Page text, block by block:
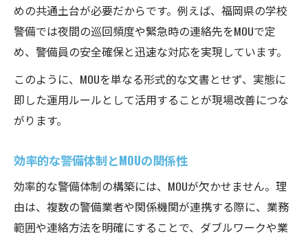
めの共通土台が必要だからです。例えば、福岡県の学校
警備では夜間の巡回頻度や緊急時の連絡先をMOUで定
め、警備員の安全確保と迅速な対応を実現しています。
このように、MOUを単なる形式的な文書とせず、実態に
即した運用ルールとして活用することが現場改善につな
がります。
効率的な警備体制とMOUの関係性
効率的な警備体制の構築には、MOUが欠かせません。理
由は、複数の警備業者や関係機関が連携する際に、業務
範囲や連絡方法を明確にすることで、ダブルワークや業